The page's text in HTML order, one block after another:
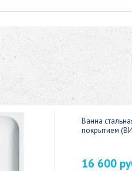
Ванна
покрытием
16 600